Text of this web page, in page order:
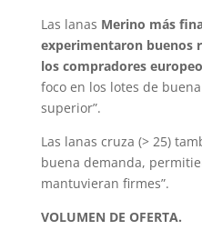
Las lanas Merino más
experimentaron buenos
los compradores
foco en los lotes de
superior”.
Las lanas cruza (> 25)
buena demanda,
mantuvieran firmes”.
VOLUMEN DE OFERTA.